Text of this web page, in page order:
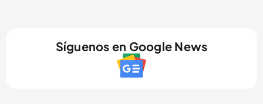
Síguenos en Google News